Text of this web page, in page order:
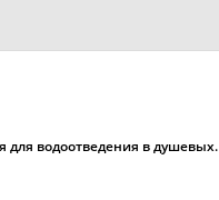
для водоотведения в душевых.